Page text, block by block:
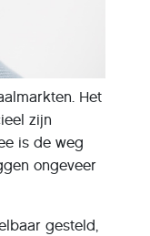
Het
zijn
is de weg
ongeveer
gesteld,